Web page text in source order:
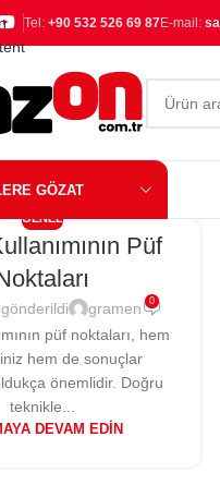
Tel: +90 532 526 69 87E-mail:
GÖZAT
GENEL
Püf
gramen 0
püf noktaları, hem
hem de sonuçlar
önemlidir. Doğru
teknikle...
DEVAM EDIN